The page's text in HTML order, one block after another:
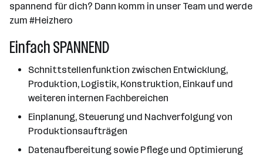
spannend für dich? Dann komm in unser Team und werde
zum #Heizhero
Einfach SPANNEND
Schnittstellenfunktion zwischen Entwicklung,
Produktion, Logistik, Konstruktion, Einkauf und
weiteren internen Fachbereichen
Einplanung, Steuerung und Nachverfolgung von
Produktionsaufträgen
Datenaufbereitung sowie Pflege und Optimierung